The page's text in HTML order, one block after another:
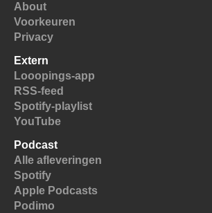
About
Voorkeuren
Privacy
Extern
Looopings-app
RSS-feed
Spotify-playlist
YouTube
Podcast
Alle afleveringen
Spotify
Apple Podcasts
Podimo